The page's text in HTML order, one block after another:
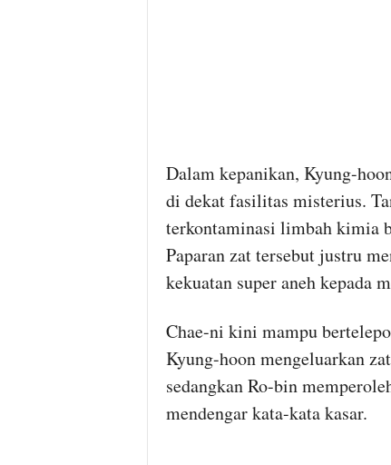
Dalam kepanikan, Kyung-
di dekat fasilitas misterius.
terkontaminasi limbah kimia
Paparan zat tersebut justru
kekuatan super aneh kepada
Chae-ni kini mampu
Kyung-hoon mengeluarkan
sedangkan Ro-bin
mendengar kata-kata kasar.